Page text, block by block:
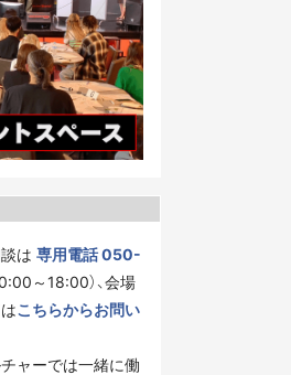
は 専用電話 050-
～18:00）、会場
こちらからお問い
ャーでは一緒に働